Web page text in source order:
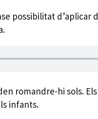
possibilitat
romandre-hi sols.
infants.